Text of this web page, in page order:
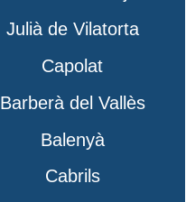
Julià de Vilatorta
Capolat
Barberà del Vallès
Balenyà
Cabrils